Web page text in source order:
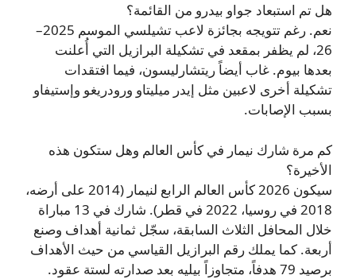
هل تم استبعاد جواو بيدرو من القائمة؟
نعم. رغم تتويجه بجائزة لاعب تشيلسي الموسم 2025–
26، لم يظفر بمقعد في تشكيلة البرازيل التي أُعلنت
بعدها بيوم. غاب أيضاً ريتشارليسون، فيما افتقدات
تشكيلة أخرى لاعبين مثل إيدر ميليتاو ورودريغو وإستيفاو
بسبب الإصابات.
كم مرة شارك نيمار في كأس العالم وهل ستكون هذه
الأخيرة؟
سيكون 2026 كأس العالم الرابع لنيمار (2014 على أرضه،
2018 في روسيا، 2022 في قطر). شارك في 13 مباراة
خلال المحافل الثلاث السابقة، سجّل ثمانية أهداف وصنع
أربعة. كما يملك رقم البرازيل القياسي من حيث الأهداف
برصيد 79 هدفاً، متجاوزاً بيليه بعد صدارته لستة عقود.